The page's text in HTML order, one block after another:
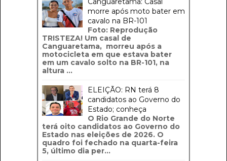
morre após moto bater em
cavalo na BR-101
Foto: Reprodução
TRISTEZA! Um casal de
Canguaretama, morreu após a
motocicleta em que estava bater
em um cavalo solto na BR-101, na
altura ...
ELEIÇÃO: RN terá 8
candidatos ao Governo do
Estado; conheça
O Rio Grande do Norte
terá oito candidatos ao Governo do
Estado nas eleições de 2026. O
quadro foi fechado na quarta-feira
5, último dia per...